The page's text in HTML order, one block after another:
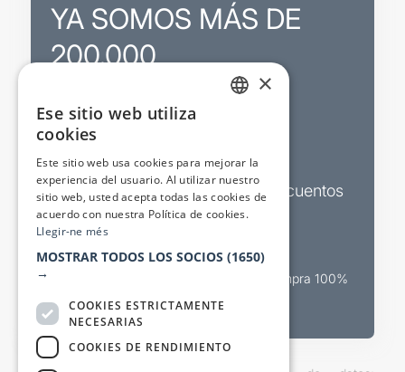
YA SOMOS MÁS DE
200.000
Promociones
Boletines de actualidad y descuentos
Valora espectáculos
Canal oficial de venta teatral Compra 100%
×
Ese sitio web utiliza
cookies
Este sitio web usa cookies para mejorar la
experiencia del usuario. Al utilizar nuestro
sitio web, usted acepta todas las cookies de
acuerdo con nuestra Política de cookies.
Llegir-ne més
MOSTRAR TODOS LOS SOCIOS (1650)
→
COOKIES ESTRICTAMENTE
NECESARIAS
COOKIES DE RENDIMIENTO